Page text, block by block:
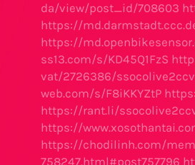
da/view/post_id/708603
https://
https://
ss13.com/s/KD45Q1FzS
vat/2726386/
web.com/s/F8iKKYZtP
https://rant.li/
https://
https://chodilinh.com/
758247.html#post757796